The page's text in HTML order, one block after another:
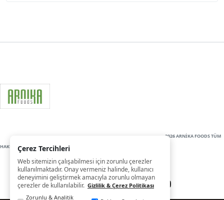
2026 ARNİKA FOODS TÜM
HAKLARI SAKLIDIR
Çerez Tercihleri
Web sitemizin çalışabilmesi için zorunlu çerezler
kullanılmaktadır. Onay vermeniz halinde, kullanıcı
deneyimini geliştirmek amacıyla zorunlu olmayan
çerezler de kullanılabilir. Gizlilik & Çerez Politikası
Zorunlu & Analitik